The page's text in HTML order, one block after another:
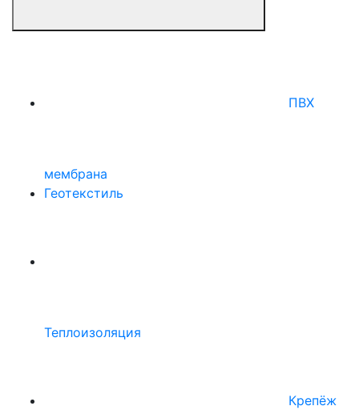
ПВХ
мембрана
Геотекстиль
Теплоизоляция
Крепёж